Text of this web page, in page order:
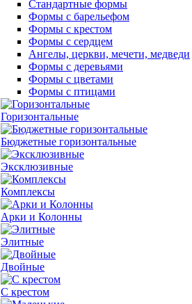
Стандартные формы
Формы с барельефом
Формы с крестом
Формы с сердцем
Ангелы, церкви, мечети, медведи
Формы с деревьями
Формы с цветами
Формы с птицами
Горизонтальные
Бюджетные горизонтальные
Эксклюзивные
Комплексы
Арки и Колонны
Элитные
Двойные
С крестом